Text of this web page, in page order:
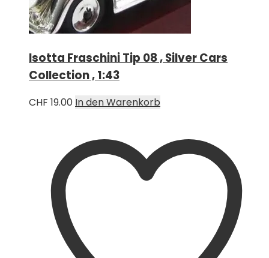
Isotta Fraschini Tip 08 , Silver Cars
Collection , 1:43
CHF 19.00 In den Warenkorb